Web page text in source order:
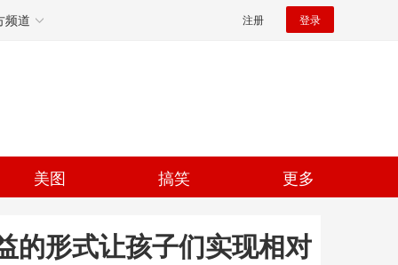
频道 注册 登录
美图 搞笑 更多
的形式让孩子们实现相对